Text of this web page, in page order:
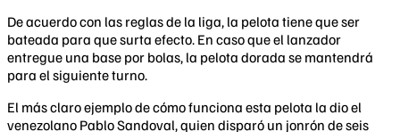
De acuerdo con las reglas de la liga, la pelota tiene que ser
bateada para que surta efecto. En caso que el lanzador
entregue una base por bolas, la pelota dorada se mantendrá
para el siguiente turno.
El más claro ejemplo de cómo funciona esta pelota la dio el
venezolano Pablo Sandoval, quien disparó un jonrón de seis